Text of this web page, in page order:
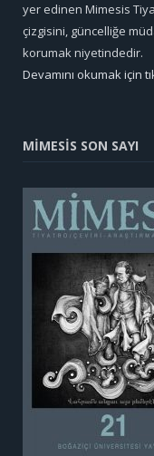
yer edinen Mimesis
çizgisini, güncelliğe
korumak niyetindedir.
Devamını okumak için
MİMESİS SON SAYI